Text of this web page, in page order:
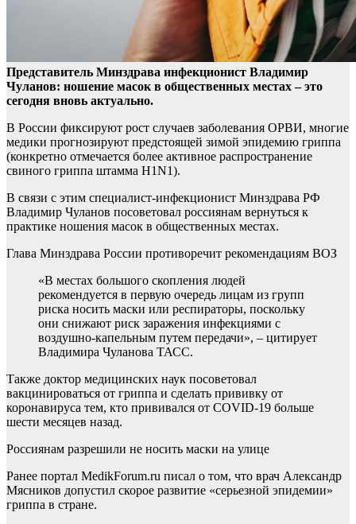
Представитель Минздрава инфекционист Владимир
Чуланов: ношение масок в общественных местах – это
сегодня вновь актуально.
В России фиксируют рост случаев заболевания ОРВИ, многие
медики прогнозируют предстоящей зимой эпидемию гриппа
(конкретно отмечается более активное распространение
свиного гриппа штамма H1N1).
В связи с этим специалист-инфекционист Минздрава РФ
Владимир Чуланов посоветовал россиянам вернуться к
практике ношения масок в общественных местах.
Глава Минздрава России противоречит рекомендациям ВОЗ
«В местах большого скопления людей
рекомендуется в первую очередь лицам из групп
риска носить маски или респираторы, поскольку
они снижают риск заражения инфекциями с
воздушно-капельным путем передачи», – цитирует
Владимира Чуланова ТАСС.
Также доктор медицинских наук посоветовал
вакцинироваться от гриппа и сделать прививку от
коронавируса тем, кто прививался от COVID-19 больше
шести месяцев назад.
Россиянам разрешили не носить маски на улице
Ранее портал MedikForum.ru писал о том, что врач Александр
Мясников допустил скорое развитие «серьезной эпидемии»
гриппа в стране.